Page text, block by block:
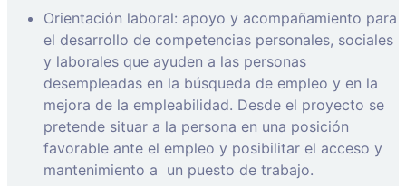
Orientación laboral: apoyo y acompañamiento para
el desarrollo de competencias personales, sociales
y laborales que ayuden a las personas
desempleadas en la búsqueda de empleo y en la
mejora de la empleabilidad. Desde el proyecto se
pretende situar a la persona en una posición
favorable ante el empleo y posibilitar el acceso y
mantenimiento a un puesto de trabajo.